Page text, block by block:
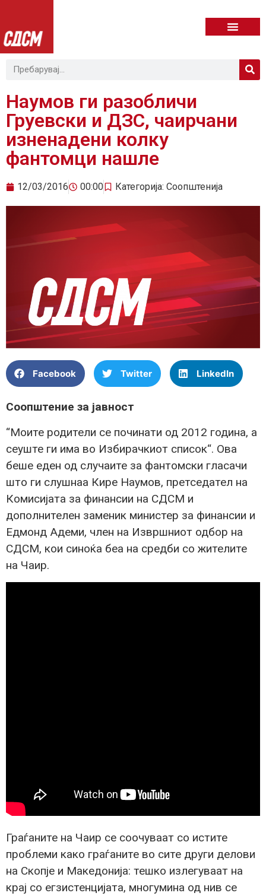
Наумов ги разобличи
Груевски и ДЗС, чаирчани
изненадени колку
фантомци нашле
12/03/2016 00:00 Категорија: Соопштенија
Facebook Twitter LinkedIn
Соопштение за јавност
“Моите родители се починати од 2012 година, а
сеуште ги има во Избирачкиот список“. Ова
беше еден од случаите за фантомски гласачи
што ги слушнаа Кире Наумов, претседател на
Комисијата за финансии на СДСМ и
дополнителен заменик министер за финансии и
Едмонд Адеми, член на Извршниот одбор на
СДСМ, кои синоќа беа на средби со жителите
на Чаир.
Граѓаните на Чаир се соочуваат со истите
проблеми како граѓаните во сите други делови
на Скопје и Македонија: тешко излегуваат на
крај со егзистенцијата, многумина од нив се